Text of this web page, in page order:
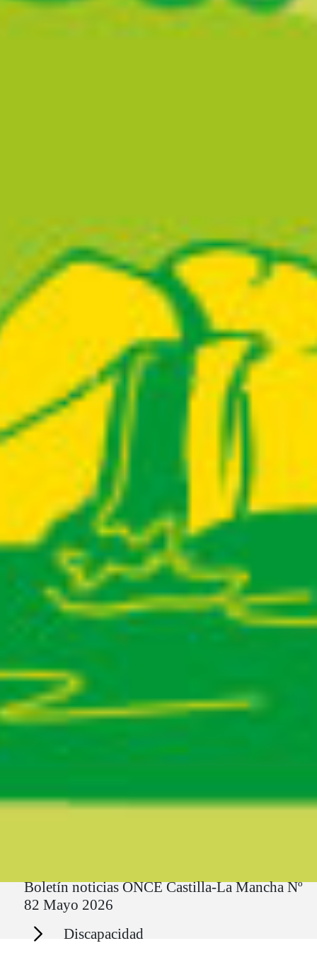
Boletín noticias ONCE Castilla-La Mancha Nº
82 Mayo 2026
Secciones Discapacidad